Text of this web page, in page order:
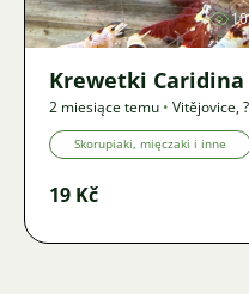
Krewetki Caridina
2 miesiące temu • Vitějovice,
Skorupiaki, mięczaki i inne
19 Kč